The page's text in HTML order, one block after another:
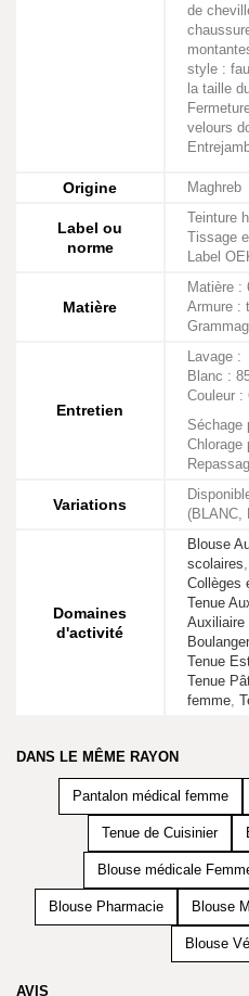
de
style :
la taille
velours
Origine Maghreb
Label ou
norme
Teinture
Tissage
Label
Matière
Matière :
Armure :
Entretien
Lavage :
Blanc :
Couleur :
Séchage
Chlorage
Variations
(BLANC,
Domaines
d'activité
Blouse
scolaires,
Collèges
Tenue
Auxiliaire
Boulanger
Tenue
Tenue
femme,
DANS LE MÊME RAYON
Pantalon médical femme
Tenue de Cuisinier
Blouse médicale
Blouse Pharmacie Blouse
Blouse
AVIS